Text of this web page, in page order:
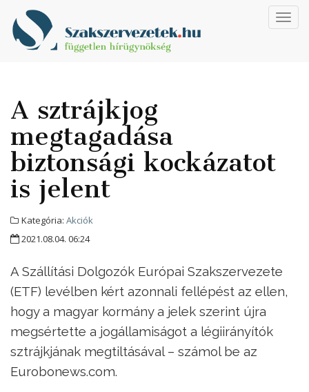
A sztrájkjog
megtagadása
biztonsági kockázatot
is jelent
Kategória: Akciók
2021.08.04. 06:24
A Szállítási Dolgozók Európai Szakszervezete
(ETF) levélben kért azonnali fellépést az ellen,
hogy a magyar kormány a jelek szerint újra
megsértette a jogállamiságot a légiirányítók
sztrájkjának megtiltásával – számol be az
Eurobonews.com.